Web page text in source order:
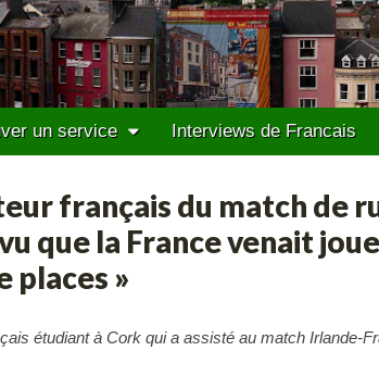
un service Interviews de Francais
français du match de
que la France venait
places »
étudiant à Cork qui a assisté au match Irlande-